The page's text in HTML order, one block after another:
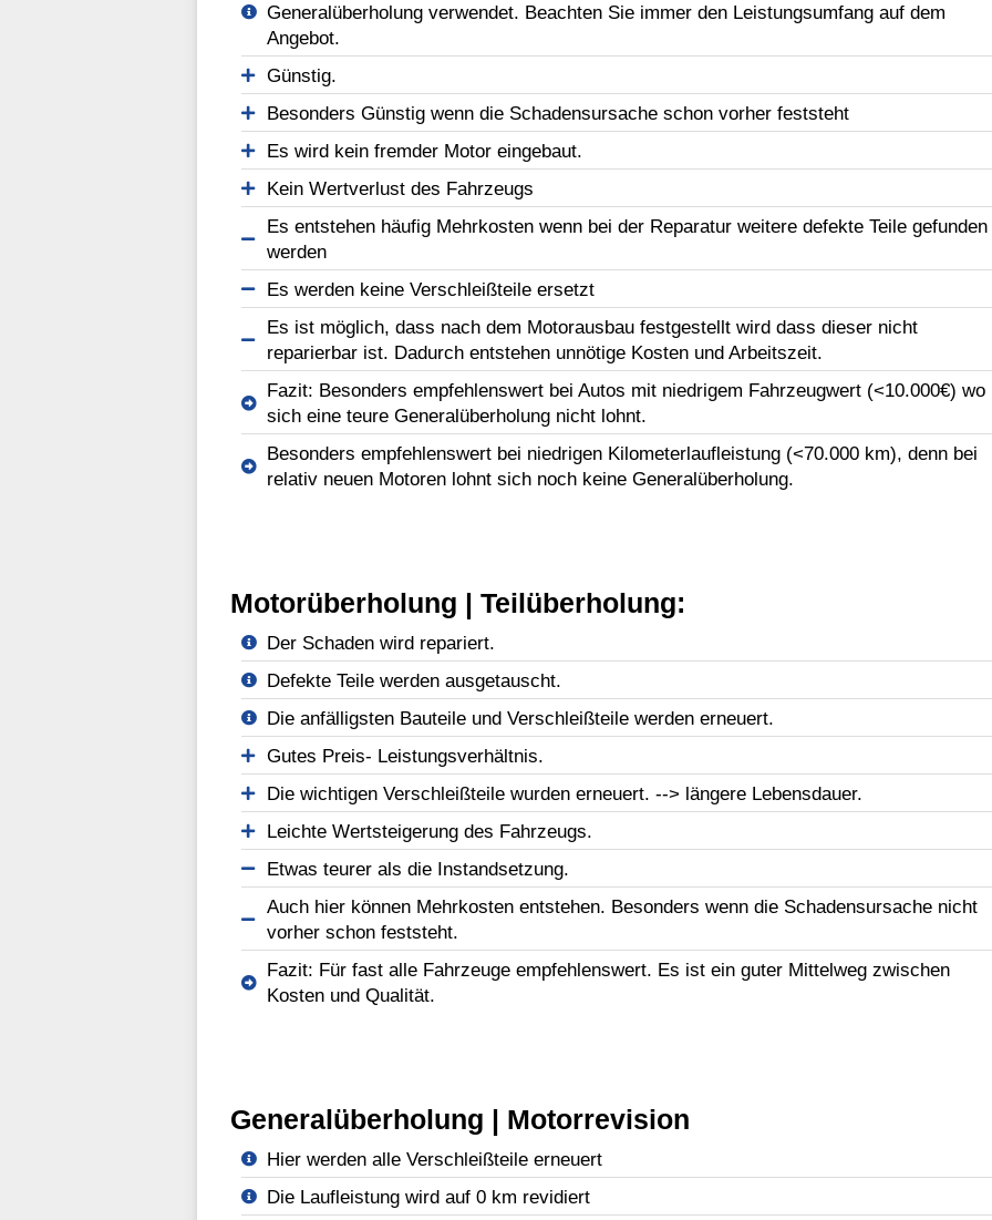
Generalüberholung verwendet. Beachten Sie immer den Leistungsumfang auf dem
Angebot.
Günstig.
Besonders Günstig wenn die Schadensursache schon vorher feststeht
Es wird kein fremder Motor eingebaut.
Kein Wertverlust des Fahrzeugs
Es entstehen häufig Mehrkosten wenn bei der Reparatur weitere defekte Teile gefunden
werden
Es werden keine Verschleißteile ersetzt
Es ist möglich, dass nach dem Motorausbau festgestellt wird dass dieser nicht
reparierbar ist. Dadurch entstehen unnötige Kosten und Arbeitszeit.
Fazit: Besonders empfehlenswert bei Autos mit niedrigem Fahrzeugwert (<10.000€) wo
sich eine teure Generalüberholung nicht lohnt.
Besonders empfehlenswert bei niedrigen Kilometerlaufleistung (<70.000 km), denn bei
relativ neuen Motoren lohnt sich noch keine Generalüberholung.
Motorüberholung | Teilüberholung:
Der Schaden wird repariert.
Defekte Teile werden ausgetauscht.
Die anfälligsten Bauteile und Verschleißteile werden erneuert.
Gutes Preis- Leistungsverhältnis.
Die wichtigen Verschleißteile wurden erneuert. --> längere Lebensdauer.
Leichte Wertsteigerung des Fahrzeugs.
Etwas teurer als die Instandsetzung.
Auch hier können Mehrkosten entstehen. Besonders wenn die Schadensursache nicht
vorher schon feststeht.
Fazit: Für fast alle Fahrzeuge empfehlenswert. Es ist ein guter Mittelweg zwischen
Kosten und Qualität.
Generalüberholung | Motorrevision
Hier werden alle Verschleißteile erneuert
Die Laufleistung wird auf 0 km revidiert